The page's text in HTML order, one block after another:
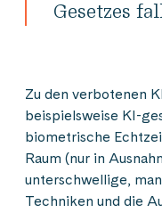
Gesetzes
Zu den verbotenen
beispielsweise KI-
biometrische
Raum (nur in
unterschwellige,
Techniken und die